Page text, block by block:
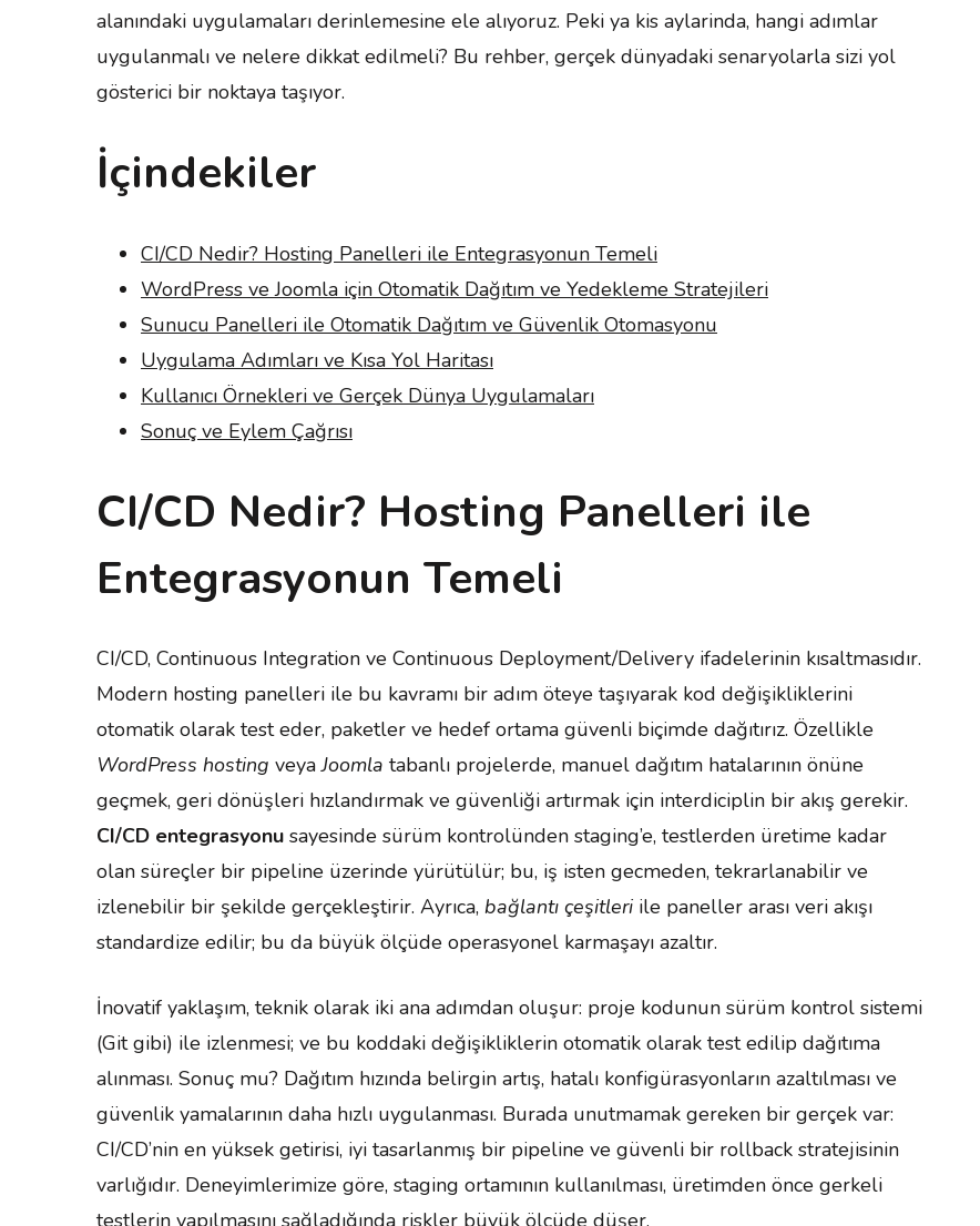
alanındaki uygulamaları derinlemesine ele alıyoruz. Peki ya kis aylarinda, hangi adımlar
uygulanmalı ve nelere dikkat edilmeli? Bu rehber, gerçek dünyadaki senaryolarla sizi yol
gösterici bir noktaya taşıyor.
İçindekiler
CI/CD Nedir? Hosting Panelleri ile Entegrasyonun Temeli
WordPress ve Joomla için Otomatik Dağıtım ve Yedekleme Stratejileri
Sunucu Panelleri ile Otomatik Dağıtım ve Güvenlik Otomasyonu
Uygulama Adımları ve Kısa Yol Haritası
Kullanıcı Örnekleri ve Gerçek Dünya Uygulamaları
Sonuç ve Eylem Çağrısı
CI/CD Nedir? Hosting Panelleri ile
Entegrasyonun Temeli
CI/CD, Continuous Integration ve Continuous Deployment/Delivery ifadelerinin kısaltmasıdır.
Modern hosting panelleri ile bu kavramı bir adım öteye taşıyarak kod değişikliklerini
otomatik olarak test eder, paketler ve hedef ortama güvenli biçimde dağıtırız. Özellikle
WordPress hosting veyaJoomla tabanlı projelerde, manuel dağıtım hatalarının önüne
geçmek, geri dönüşleri hızlandırmak ve güvenliği artırmak için interdiciplin bir akış gerekir.
CI/CD entegrasyonu sayesinde sürüm kontrolünden staging’e, testlerden üretime kadar
olan süreçler bir pipeline üzerinde yürütülür; bu, iş isten gecmeden, tekrarlanabilir ve
izlenebilir bir şekilde gerçekleştirir. Ayrıca, bağlantı çeşitleri ile paneller arası veri akışı
standardize edilir; bu da büyük ölçüde operasyonel karmaşayı azaltır.
İnovatif yaklaşım, teknik olarak iki ana adımdan oluşur: proje kodunun sürüm kontrol sistemi
(Git gibi) ile izlenmesi; ve bu koddaki değişikliklerin otomatik olarak test edilip dağıtıma
alınması. Sonuç mu? Dağıtım hızında belirgin artış, hatalı konfigürasyonların azaltılması ve
güvenlik yamalarının daha hızlı uygulanması. Burada unutmamak gereken bir gerçek var:
CI/CD’nin en yüksek getirisi, iyi tasarlanmış bir pipeline ve güvenli bir rollback stratejisinin
varlığıdır. Deneyimlerimize göre, staging ortamının kullanılması, üretimden önce gerkeli